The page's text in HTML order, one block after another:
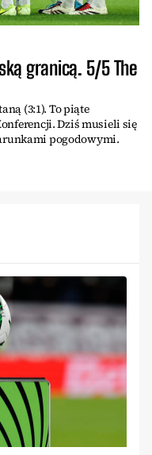
granicą. 5/5 The
(3:1). To piąte
Dziś musieli się
pogodowymi.